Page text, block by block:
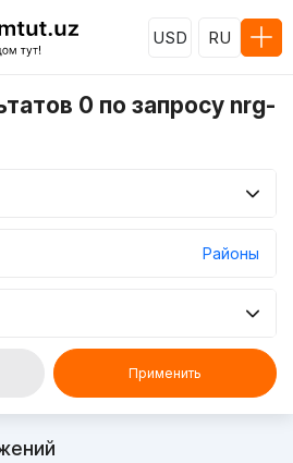
USD RU
0 по запросу nrg-
Районы
Применить